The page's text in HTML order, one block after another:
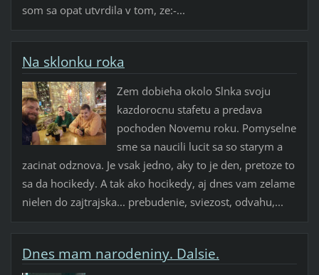
som sa opat utvrdila v tom, ze:-...
Na sklonku roka
Zem dobieha okolo Slnka svoju
kazdorocnu stafetu a predava
pochoden Novemu roku. Pomyselne
sme sa naucili lucit sa so starym a
zacinat odznova. Je vsak jedno, aky to je den, pretoze to
sa da hocikedy. A tak ako hocikedy, aj dnes vam zelame
nielen do zajtrajska... prebudenie, sviezost, odvahu,...
Dnes mam narodeniny. Dalsie.